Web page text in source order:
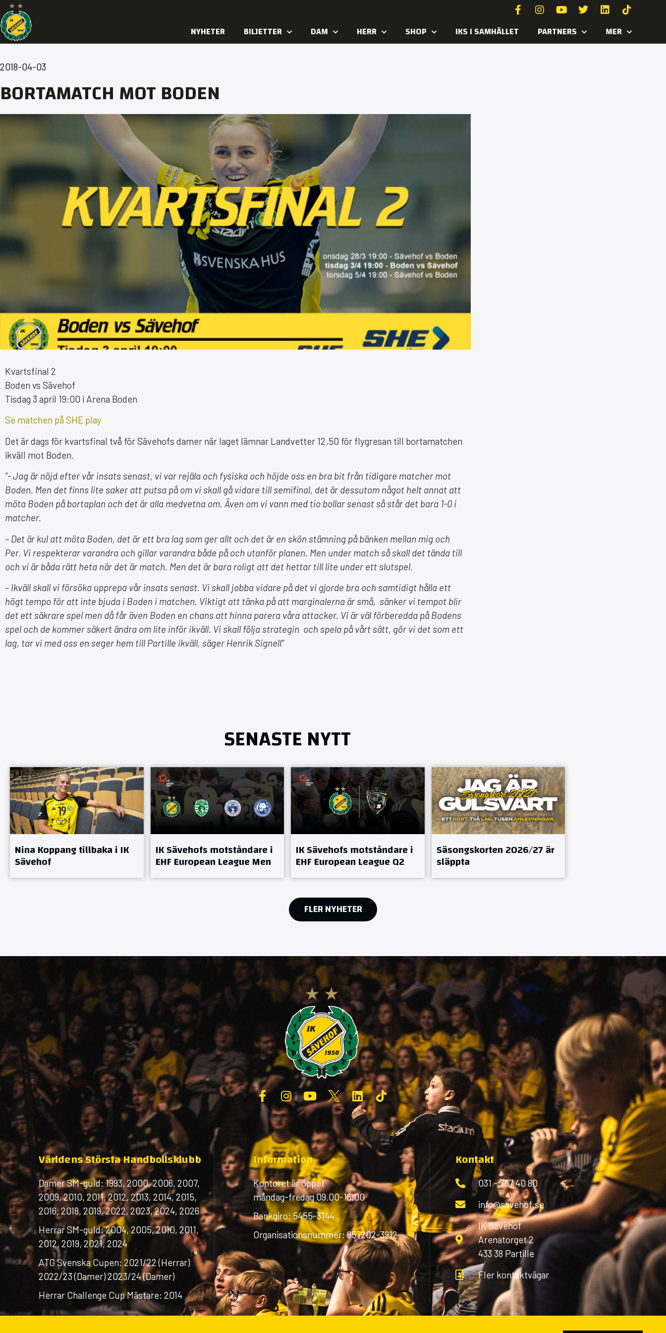
NYHETER BILJETTER DAM HERR SHOP IKS I SAMHÄLLET PARTNERS MER
2018-04-03
BORTAMATCH MOT BODEN
Kvartsfinal 2
Boden vs Sävehof
Tisdag 3 april 19:00 i Arena Boden
Se matchen på SHE play
Det är dags för kvartsfinal två för Sävehofs damer när laget lämnar Landvetter 12.50 för flygresan till bortamatchen
ikväll mot Boden.
”- Jag är nöjd efter vår insats senast, vi var rejäla och fysiska och höjde oss en bra bit från tidigare matcher mot
Boden. Men det finns lite saker att putsa på om vi skall gå vidare till semifinal, det är dessutom något helt annat att
möta Boden på bortaplan och det är alla medvetna om. Även om vi vann med tio bollar senast så står det bara 1-0 i
matcher.
– Det är kul att möta Boden, det är ett bra lag som ger allt och det är en skön stämning på bänken mellan mig och
Per. Vi respekterar varandra och gillar varandra både på och utanför planen. Men under match så skall det tända till
och vi är båda rätt heta när det är match. Men det är bara roligt att det hettar till lite under ett slutspel.
– Ikväll skall vi försöka upprepa vår insats senast. Vi skall jobba vidare på det vi gjorde bra och samtidigt hålla ett
högt tempo för att inte bjuda i Boden i matchen. Viktigt att tänka på att marginalerna är små, sänker vi tempot blir
det ett säkrare spel men då får även Boden en chans att hinna parera våra attacker. Vi är väl förberedda på Bodens
spel och de kommer säkert ändra om lite inför ikväll. Vi skall följa strategin och spela på vårt sätt, gör vi det som ett
lag, tar vi med oss en seger hem till Partille ikväll, säger Henrik Signell”
SENASTE NYTT
Nina Koppang tillbaka i IK
Sävehof
IK Sävehofs motståndare i
EHF European League Men
IK Sävehofs motståndare i
EHF European League Q2
Säsongskorten 2026/27 är
släppta
FLER NYHETER
Världens Största Handbollsklubb
Damer SM-guld: 1993, 2000, 2006, 2007,
2009, 2010, 2011, 2012, 2013, 2014, 2015,
2016, 2018, 2019, 2022, 2023, 2024, 2026
Herrar SM-guld: 2004, 2005, 2010, 2011,
2012, 2019, 2021, 2024
ATG Svenska Cupen: 2021/22 (Herrar)
2022/23 (Damer) 2023/24 (Damer)
Herrar Challenge Cup Mästare: 2014
Information
Kontoret är öppet
måndag-fredag 09.00-16.00
Bankgiro: 5455-3144
Organisationsnummer: 857202-3912
Kontakt
031 - 757 40 80
info@savehof.se
IK Sävehof
Arenatorget 2
433 38 Partille
Fler kontaktvägar